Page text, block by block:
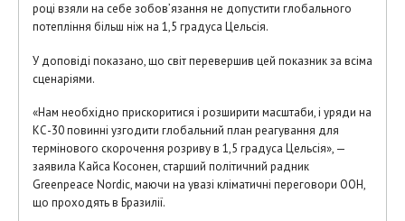
році взяли на себе зобов’язання не допустити глобального
потепління більш ніж на 1,5 градуса Цельсія.
У доповіді показано, що світ перевершив цей показник за всіма
сценаріями.
«Нам необхідно прискоритися і розширити масштаби, і уряди на
КС-30 повинні узгодити глобальний план реагування для
термінового скорочення розриву в 1,5 градуса Цельсія», —
заявила Кайса Косонен, старший політичний радник
Greenpeace Nordic, маючи на увазі кліматичні переговори ООН,
що проходять в Бразилії.